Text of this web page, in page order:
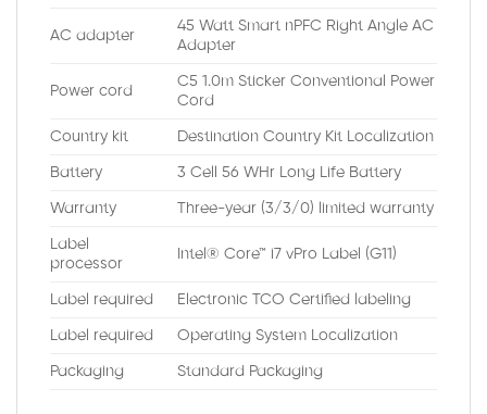
AC adapter
45 Watt Smart nPFC Right Angle AC
Adapter
Power cord
C5 1.0m Sticker Conventional Power
Cord
Country kit Destination Country Kit Localization
Battery 3 Cell 56 WHr Long Life Battery
Warranty Three-year (3/3/0) limited warranty
Label
processor
Intel® Core™ i7 vPro Label (G11)
Label required Electronic TCO Certified labeling
Label required Operating System Localization
Packaging Standard Packaging